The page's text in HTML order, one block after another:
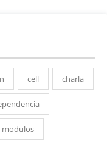
cell charla
modulos